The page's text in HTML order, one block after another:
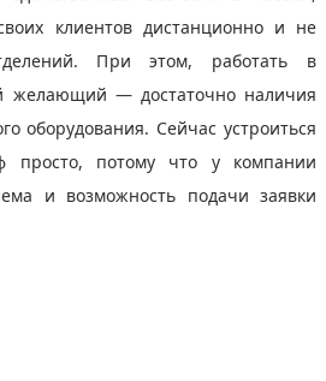
клиентов дистанционно и не
При этом, работать в
желающий — достаточно наличия
оборудования. Сейчас устроиться
просто, потому что у компании
и возможность подачи заявки